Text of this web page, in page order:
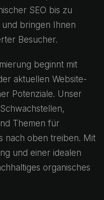
SEO bis zu
und bringen Ihnen
Besucher.
beginnt mit
aktuellen Website-
Potenziale. Unser
Themen für
nach oben treiben. Mit
und einer idealen
organisches